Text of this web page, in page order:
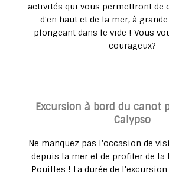
activités qui vous permettront de
d'en haut et de la mer, à
plongeant dans le vide ! Vous
courageux?
Excursion à bord du canot
Calypso
Ne manquez pas l'occasion de
depuis la mer et de profiter de la
Pouilles ! La durée de